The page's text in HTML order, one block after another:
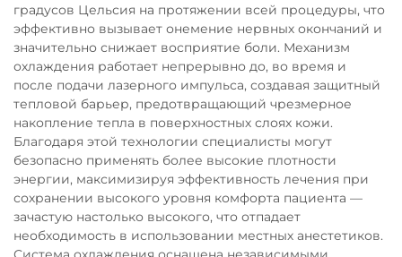
градусов Цельсия на протяжении всей процедуры, что
эффективно вызывает онемение нервных окончаний и
значительно снижает восприятие боли. Механизм
охлаждения работает непрерывно до, во время и
после подачи лазерного импульса, создавая защитный
тепловой барьер, предотвращающий чрезмерное
накопление тепла в поверхностных слоях кожи.
Благодаря этой технологии специалисты могут
безопасно применять более высокие плотности
энергии, максимизируя эффективность лечения при
сохранении высокого уровня комфорта пациента —
зачастую настолько высокого, что отпадает
необходимость в использовании местных анестетиков.